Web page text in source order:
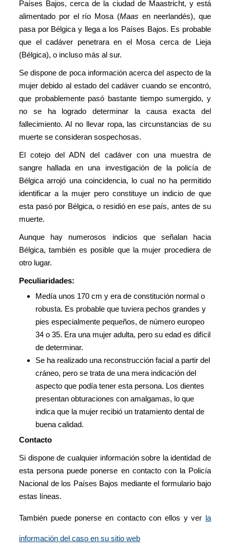
Países Bajos, cerca de la ciudad de Maastricht, y está
alimentado por el río Mosa (Maas en neerlandés), que
pasa por Bélgica y llega a los Países Bajos. Es probable
que el cadáver penetrara en el Mosa cerca de Lieja
(Bélgica), o incluso más al sur.
Se dispone de poca información acerca del aspecto de la
mujer debido al estado del cadáver cuando se encontró,
que probablemente pasó bastante tiempo sumergido, y
no se ha logrado determinar la causa exacta del
fallecimiento. Al no llevar ropa, las circunstancias de su
muerte se consideran sospechosas.
El cotejo del ADN del cadáver con una muestra de
sangre hallada en una investigación de la policía de
Bélgica arrojó una coincidencia, lo cual no ha permitido
identificar a la mujer pero constituye un indicio de que
esta pasó por Bélgica, o residió en ese país, antes de su
muerte.
Aunque hay numerosos indicios que señalan hacia
Bélgica, también es posible que la mujer procediera de
otro lugar.
Peculiaridades:
Medía unos 170 cm y era de constitución normal o
robusta. Es probable que tuviera pechos grandes y
pies especialmente pequeños, de número europeo
34 o 35. Era una mujer adulta, pero su edad es difícil
de determinar.
Se ha realizado una reconstrucción facial a partir del
cráneo, pero se trata de una mera indicación del
aspecto que podía tener esta persona. Los dientes
presentan obturaciones con amalgamas, lo que
indica que la mujer recibió un tratamiento dental de
buena calidad.
Contacto
Si dispone de cualquier información sobre la identidad de
esta persona puede ponerse en contacto con la Policía
Nacional de los Países Bajos mediante el formulario bajo
estas líneas.
También puede ponerse en contacto con ellos y ver la
información del caso en su sitio web